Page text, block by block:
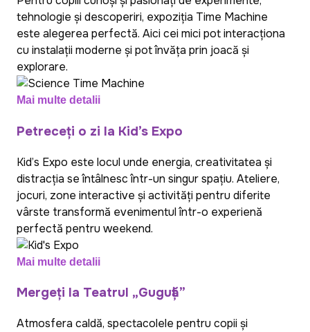
tehnologie și descoperiri, expoziția Time Machine
este alegerea perfectă. Aici cei mici pot interacționa
cu instalații moderne și pot învăța prin joacă și
explorare.
Mai multe detalii
Petreceți o zi la Kid’s Expo
Kid’s Expo este locul unde energia, creativitatea și
distracția se întâlnesc într-un singur spațiu. Ateliere,
jocuri, zone interactive și activități pentru diferite
vârste transformă evenimentul într-o experiență
perfectă pentru weekend.
Mai multe detalii
Mergeți la Teatrul „Guguță”
Atmosfera caldă, spectacolele pentru copii și